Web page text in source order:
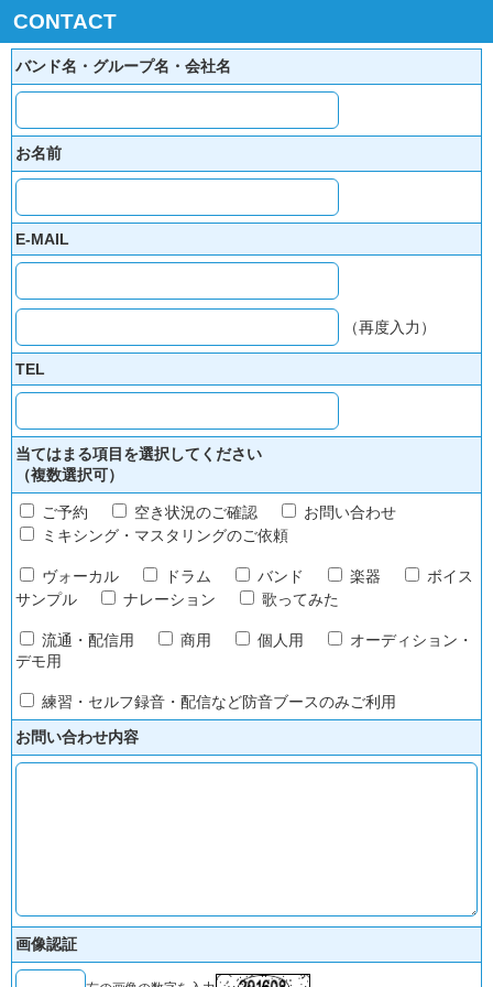
CONTACT
バンド名・グループ名・会社名
お名前
E-MAIL
（再度入力）
TEL
当てはまる項目を選択してください
（複数選択可）
ご予約 空き状況のご確認
お問い合わせ
ミキシング・マスタリングのご依頼
ヴォーカル ドラム バンド 楽器
ボイス
サンプル
ナレーション 歌ってみた
流通・配信用 商用 個人用
オーディション・
デモ用
練習・セルフ録音・配信など防音ブースのみご利用
お問い合わせ内容
画像認証